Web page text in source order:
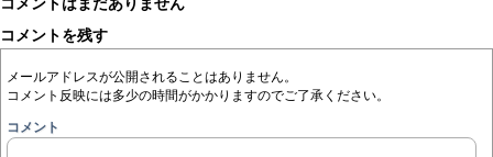
コメントを残す
メールアドレスが公開されることはありません。
コメント反映には多少の時間がかかりますのでご了承ください。
コメント